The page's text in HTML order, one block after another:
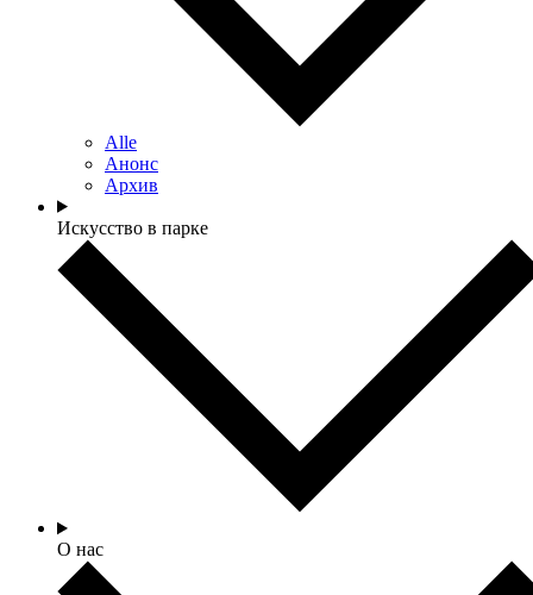
Alle
Анонс
Архив
Искусство в парке
О нас